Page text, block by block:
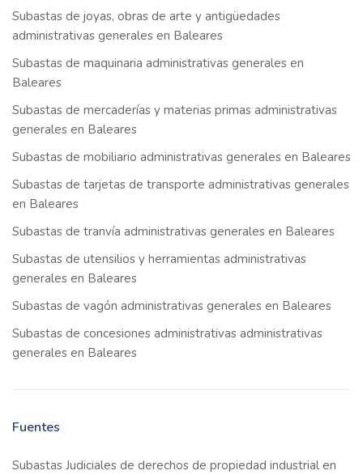
Subastas de joyas, obras de arte y antigüedades
administrativas generales en Baleares
Subastas de maquinaria administrativas generales en
Baleares
Subastas de mercaderías y materias primas administrativas
generales en Baleares
Subastas de mobiliario administrativas generales en Baleares
Subastas de tarjetas de transporte administrativas generales
en Baleares
Subastas de tranvía administrativas generales en Baleares
Subastas de utensilios y herramientas administrativas
generales en Baleares
Subastas de vagón administrativas generales en Baleares
Subastas de concesiones administrativas administrativas
generales en Baleares
Fuentes
Subastas Judiciales de derechos de propiedad industrial en